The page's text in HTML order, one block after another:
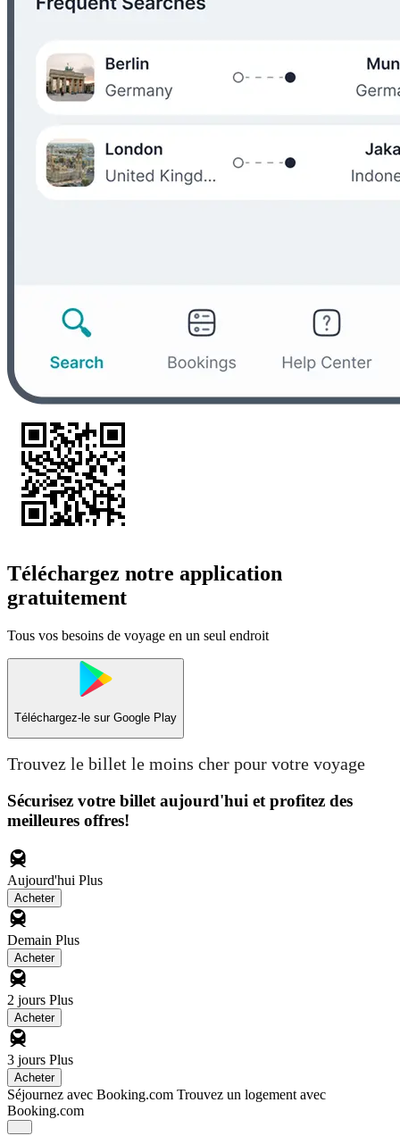
Téléchargez notre application
gratuitement
Tous vos besoins de voyage en un seul endroit
Téléchargez-le sur Google Play
Trouvez le billet le moins cher pour votre voyage
Sécurisez votre billet aujourd'hui et profitez des
meilleures offres!
Aujourd'hui Plus
Acheter
Demain Plus
Acheter
2 jours Plus
Acheter
3 jours Plus
Acheter
Séjournez avec Booking.com Trouvez un logement avec
Booking.com